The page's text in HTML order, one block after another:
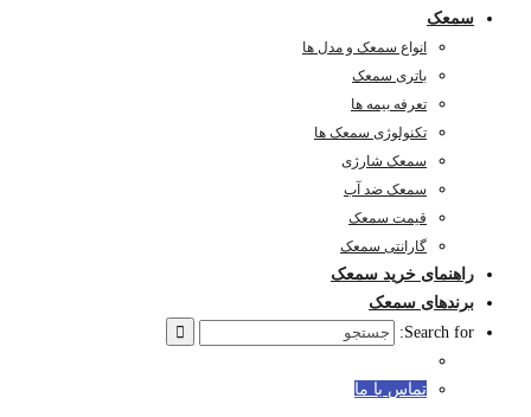
سمعک
انواع سمعک و مدل ها
باتری سمعک
تعرفه بیمه ها
تکنولوژی سمعک ها
سمعک شارژی
سمعک ضد آب
قیمت سمعک
گارانتی سمعک
راهنمای خرید سمعک
برندهای سمعک
Search for:
تماس با ما